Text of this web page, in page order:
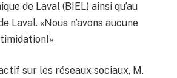
de Laval (BIEL) ainsi qu’au
Laval. «Nous n’avons aucune
sur les réseaux sociaux, M.